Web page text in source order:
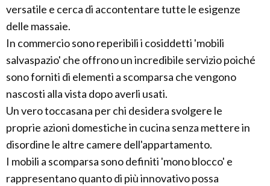
versatile e cerca di accontentare tutte le esigenze
delle massaie.
In commercio sono reperibili i cosiddetti 'mobili
salvaspazio' che offrono un incredibile servizio poiché
sono forniti di elementi a scomparsa che vengono
nascosti alla vista dopo averli usati.
Un vero toccasana per chi desidera svolgere le
proprie azioni domestiche in cucina senza mettere in
disordine le altre camere dell'appartamento.
I mobili a scomparsa sono definiti 'mono blocco' e
rappresentano quanto di più innovativo possa